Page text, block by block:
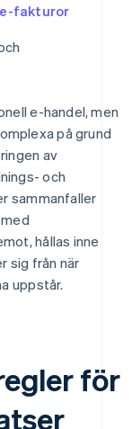
e-fakturor
e-handel, men
på grund
av
och
sammanfaller
hållas inne
sig från när
uppstår.
för